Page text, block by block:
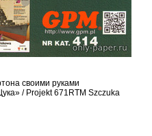
своими руками
/ Projekt 671RTM Szczuka